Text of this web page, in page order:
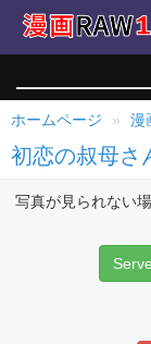
ホームページ 漫
初恋の叔母さ
写真が見られない